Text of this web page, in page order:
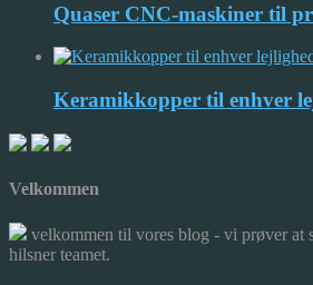
Quaser CNC-maskiner til
Keramikkopper til enhver
Velkommen
velkommen til vores blog - vi prøver at
hilsner teamet.